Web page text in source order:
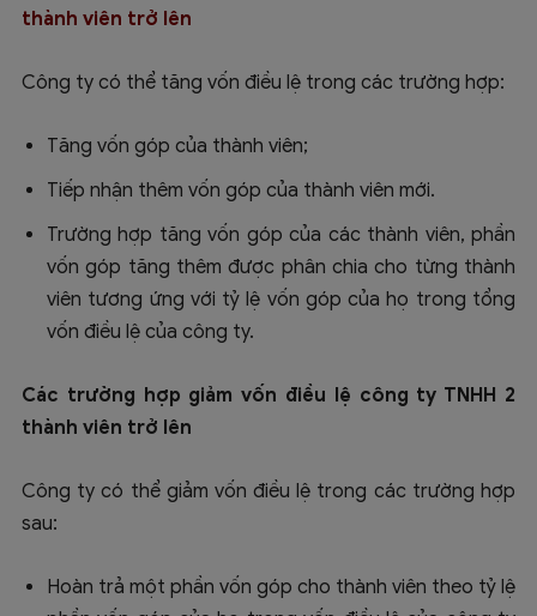
thành viên trở lên
Công ty có thể tăng vốn điều lệ trong các trường hợp:
Tăng vốn góp của thành viên;
Tiếp nhận thêm vốn góp của thành viên mới.
Trường hợp tăng vốn góp của các thành viên, phần
vốn góp tăng thêm được phân chia cho từng thành
viên tương ứng với tỷ lệ vốn góp của họ trong tổng
vốn điều lệ của công ty.
Các trường hợp giảm vốn điều lệ công ty TNHH 2
thành viên trở lên
Công ty có thể giảm vốn điều lệ trong các trường hợp
sau:
Hoàn trả một phần vốn góp cho thành viên theo tỷ lệ